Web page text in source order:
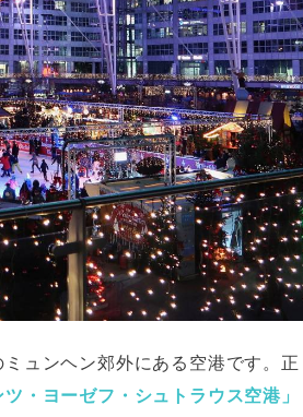
ュンヘン郊外にある空港です。正
ツ・ヨーゼフ・シュトラウス空港」